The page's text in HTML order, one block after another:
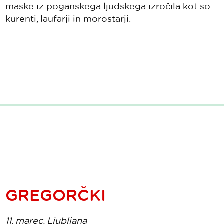
maske iz poganskega ljudskega izročila kot so
kurenti, laufarji in morostarji.
GREGORČKI
11. marec, Ljubljana